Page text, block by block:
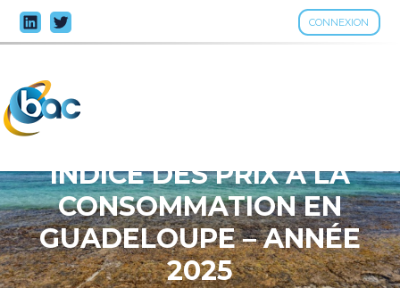
CONNEXION
Aller
au
INDICE DES PRIX À LA
CONSOMMATION EN
GUADELOUPE – ANNÉE
2025